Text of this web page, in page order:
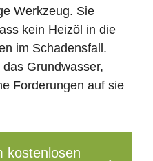
Werkzeug. Sie
kein Heizöl in die
im Schadensfall.
Grundwasser,
Forderungen auf sie
kostenlosen